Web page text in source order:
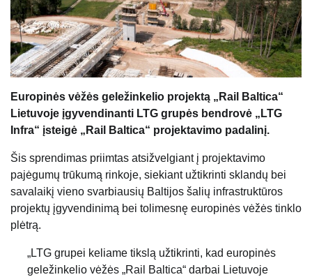
Europinės vėžės geležinkelio projektą „Rail Baltica“
Lietuvoje įgyvendinanti LTG grupės bendrovė „LTG
Infra“ įsteigė „Rail Baltica“ projektavimo padalinį.
Šis sprendimas priimtas atsižvelgiant į projektavimo
pajėgumų trūkumą rinkoje, siekiant užtikrinti sklandų bei
savalaikį vieno svarbiausių Baltijos šalių infrastruktūros
projektų įgyvendinimą bei tolimesnę europinės vėžės tinklo
plėtrą.
„LTG grupei keliame tikslą užtikrinti, kad europinės
geležinkelio vėžės „Rail Baltica“ darbai Lietuvoje